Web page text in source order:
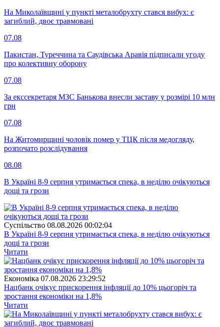
На Миколаївщині у пункті металобрухту стався вибух: є
загиблий, двоє травмовані
07.08
Пакистан, Туреччина та Саудівська Аравія підписали угоду
про колективну оборону
07.08
За екссекретаря МЗС Банькова внесли заставу у розмірі 10 млн
грн
07.08
На Житомирщині чоловік помер у ТЦК після медогляду,
розпочато розслідування
08.08
В Україні 8-9 серпня утримається спека, в неділю очікуються
дощі та грози
Суспiльство 08.08.2026 00:02:04
В Україні 8-9 серпня утримається спека, в неділю очікуються
дощі та грози
Читати
Економіка 07.08.2026 23:29:52
Нацбанк очікує прискорення інфляції до 10% цьогоріч та
зростання економіки на 1,8%
Читати